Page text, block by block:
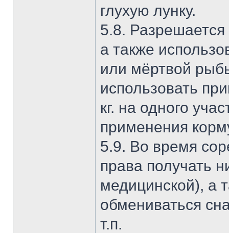
глухую лунку.
5.8.
а также
или мёртвой
использовать
кг. на одного
применения
5.9. Во время
права получать
медицинской), а
обмениваться
т.п.